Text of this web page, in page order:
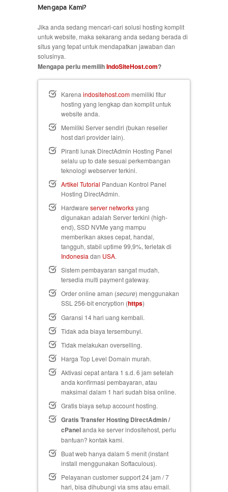
Mengapa Kami?
Jika anda sedang mencari-cari solusi hosting komplit
untuk website, maka sekarang anda sedang berada di
situs yang tepat untuk mendapatkan jawaban dan
solusinya.
Mengapa perlu memilihIndoSiteHost.com?
Karena indositehost.commemiliki fitur
hosting yang lengkap dan komplit untuk
website anda.
Memiliki Server sendiri (bukan reseller
host dari provider lain).
Piranti lunak DirectAdmin Hosting Panel
selalu up to date sesuai perkembangan
teknologi webserver terkini.
Artikel Tutorial Panduan Kontrol Panel
Hosting DirectAdmin.
Hardware server networksyang
digunakan adalah Server terkini (high-
end), SSD NVMe yang mampu
memberikan akses cepat, handal,
tangguh, stabil uptime 99,9%, terletak di
Indonesia dan USA.
Sistem pembayaran sangat mudah,
tersedia multi payment gateway.
Order online aman (secure) menggunakan
SSL 256-bit encryption (https)
Garansi 14 hari uang kembali.
Tidak ada biaya tersembunyi.
Tidak melakukan overselling.
Harga Top Level Domain murah.
Aktivasi cepat antara 1 s.d. 6 jam setelah
anda konfirmasi pembayaran, atau
maksimal dalam 1 hari sudah bisa online.
Gratis biaya setupaccount hosting.
Gratis Transfer Hosting DirectAdmin /
cPanelanda ke server indositehost, perlu
bantuan? kontak kami.
Buat web hanya dalam 5 menit (instant
install menggunakan Softaculous).
Pelayanan customer support 24 jam / 7
hari, bisa dihubungi via sms atau email.